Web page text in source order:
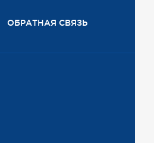
ОБРАТНАЯ СВЯЗЬ